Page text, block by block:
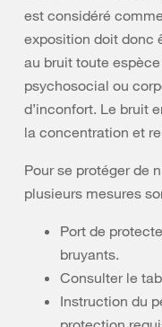
est considéré
exposition doit donc
au bruit toute
psychosocial ou
d’inconfort. Le bruit
la concentration et
Pour se protéger de
plusieurs mesures
Port de
bruyants.
Consulter le
Instruction du